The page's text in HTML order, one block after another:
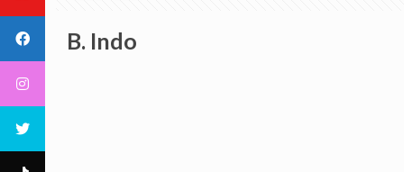
B. Indo